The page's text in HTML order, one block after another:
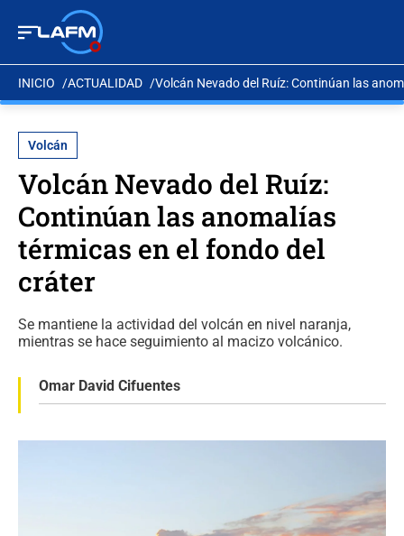
INICIO ACTUALIDAD Volcán Nevado del Ruíz: Continúan las
Volcán
Volcán Nevado del Ruíz:
Continúan las anomalías
térmicas en el fondo del
cráter
Se mantiene la actividad del volcán en nivel naranja,
mientras se hace seguimiento al macizo volcánico.
Omar David Cifuentes